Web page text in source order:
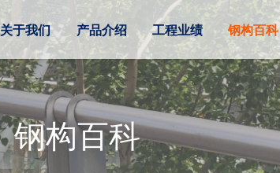
关于我们 产品介绍 工程业绩 钢构百科
钢构百科